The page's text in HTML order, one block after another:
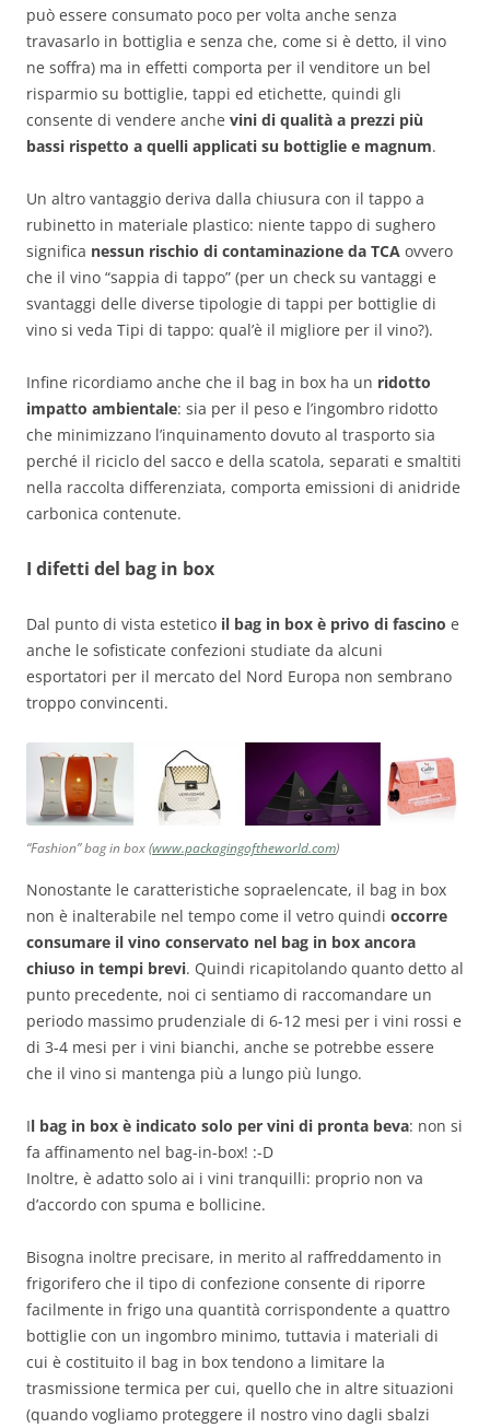
può essere consumato poco per volta anche senza
travasarlo in bottiglia e senza che, come si è detto, il vino
ne soffra) ma in effetti comporta per il venditore un bel
risparmio su bottiglie, tappi ed etichette, quindi gli
consente di vendere anche vini di qualità a prezzi più
bassi rispetto a quelli applicati su bottiglie e magnum.
Un altro vantaggio deriva dalla chiusura con il tappo a
rubinetto in materiale plastico: niente tappo di sughero
significa nessun rischio di contaminazione da TCA ovvero
che il vino “sappia di tappo” (per un check su vantaggi e
svantaggi delle diverse tipologie di tappi per bottiglie di
vino si veda Tipi di tappo: qual’è il migliore per il vino?).
Infine ricordiamo anche che il bag in box ha un ridotto
impatto ambientale: sia per il peso e l’ingombro ridotto
che minimizzano l’inquinamento dovuto al trasporto sia
perché il riciclo del sacco e della scatola, separati e smaltiti
nella raccolta differenziata, comporta emissioni di anidride
carbonica contenute.
I difetti del bag in box
Dal punto di vista estetico il bag in box è privo di fascino e
anche le sofisticate confezioni studiate da alcuni
esportatori per il mercato del Nord Europa non sembrano
troppo convincenti.
“Fashion” bag in box (www.packagingoftheworld.com)
Nonostante le caratteristiche sopraelencate, il bag in box
non è inalterabile nel tempo come il vetro quindi occorre
consumare il vino conservato nel bag in box ancora
chiuso in tempi brevi. Quindi ricapitolando quanto detto al
punto precedente, noi ci sentiamo di raccomandare un
periodo massimo prudenziale di 6-12 mesi per i vini rossi e
di 3-4 mesi per i vini bianchi, anche se potrebbe essere
che il vino si mantenga più a lungo più lungo.
Il bag in box è indicato solo per vini di pronta beva: non si
fa affinamento nel bag-in-box! :-D
Inoltre, è adatto solo ai i vini tranquilli: proprio non va
d’accordo con spuma e bollicine.
Bisogna inoltre precisare, in merito al raffreddamento in
frigorifero che il tipo di confezione consente di riporre
facilmente in frigo una quantità corrispondente a quattro
bottiglie con un ingombro minimo, tuttavia i materiali di
cui è costituito il bag in box tendono a limitare la
trasmissione termica per cui, quello che in altre situazioni
(quando vogliamo proteggere il nostro vino dagli sbalzi